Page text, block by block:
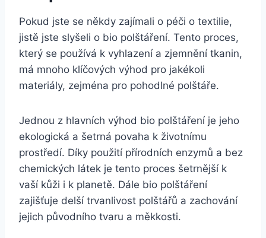
Pokud jste se někdy zajímali o péči o textilie,
jistě jste slyšeli o bio polštáření. Tento proces,
který se používá k vyhlazení a zjemnění tkanin,
má mnoho klíčových výhod pro jakékoli
materiály, zejména pro pohodlné polštáře.
Jednou z hlavních výhod bio polštáření je jeho
ekologická a šetrná povaha k životnímu
⁤prostředí. Díky použití přírodních enzymů a⁣ bez
chemických látek je tento proces šetrnější k
vaší kůži i‌ k planetě. Dále bio polštáření
zajišťuje delší trvanlivost polštářů a zachování
jejich původního​ tvaru a měkkosti.